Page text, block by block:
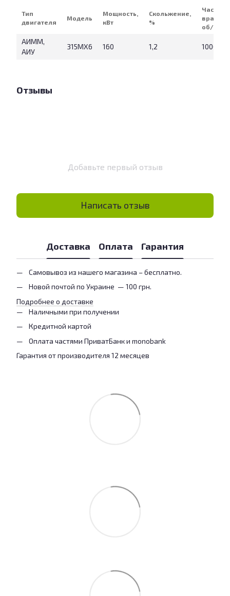
Тип
двигателя
Модель
Мощность,
кВт
Скольжение,
%
Частота
об/мин
АИММ,
АИУ
315MX6 160 1,2 1000
Отзывы
Добавьте первый отзыв
Написать отзыв
Доставка Оплата Гарантия
Самовывоз из нашего магазина – бесплатно.
Новой почтой по Украине — 100 грн.
Подробнее о доставке
Наличными при получении
Кредитной картой
Оплата частями ПриватБанк и monobank
Гарантия от производителя 12 месяцев